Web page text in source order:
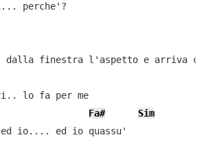
perche'?
dalla finestra l'aspetto e arriva
lo fa per me
Fa#
Sim
io.... ed io quassu'